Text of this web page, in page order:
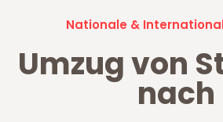
Nationale &
Umzug von
nach